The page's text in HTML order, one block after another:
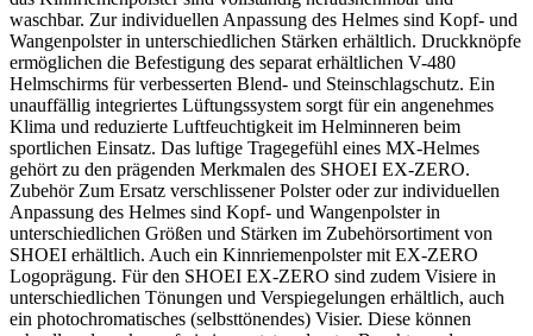
waschbar. Zur individuellen Anpassung des Helmes sind Kopf- und
Wangenpolster in unterschiedlichen Stärken erhältlich. Druckknöpfe
ermöglichen die Befestigung des separat erhältlichen V-480
Helmschirms für verbesserten Blend- und Steinschlagschutz. Ein
unauffällig integriertes Lüftungssystem sorgt für ein angenehmes
Klima und reduzierte Luftfeuchtigkeit im Helminneren beim
sportlichen Einsatz. Das luftige Tragegefühl eines MX-Helmes
gehört zu den prägenden Merkmalen des SHOEI EX-ZERO.
Zubehör Zum Ersatz verschlissener Polster oder zur individuellen
Anpassung des Helmes sind Kopf- und Wangenpolster in
unterschiedlichen Größen und Stärken im Zubehörsortiment von
SHOEI erhältlich. Auch ein Kinnriemenpolster mit EX-ZERO
Logoprägung. Für den SHOEI EX-ZERO sind zudem Visiere in
unterschiedlichen Tönungen und Verspiegelungen erhältlich, auch
ein photochromatisches (selbsttönendes) Visier. Diese können